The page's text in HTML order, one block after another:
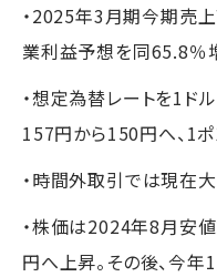
・2025年3月期今期売
業利益予想を同65.8％
・想定為替レートを1ド
157円から150円へ、1
・時間外取引では現在
・株価は2024年8月安
円へ上昇。その後、今